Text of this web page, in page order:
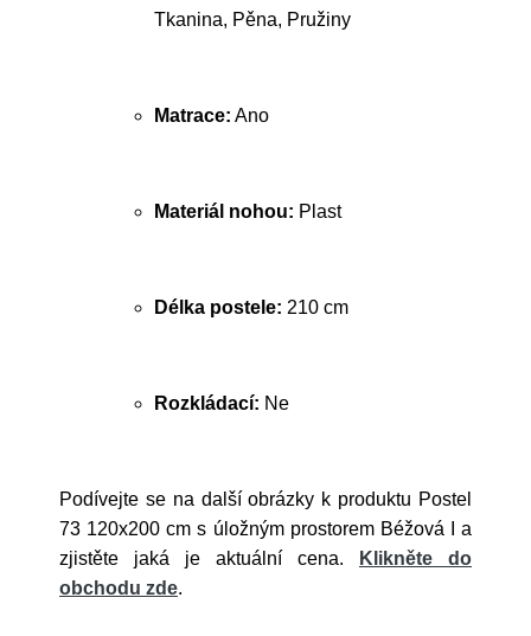
Tkanina, Pěna, Pružiny
Matrace: Ano
Materiál nohou: Plast
Délka postele: 210 cm
Rozkládací: Ne
Podívejte se na další obrázky k produktu Postel
73 120x200 cm s úložným prostorem Béžová I a
zjistěte jaká je aktuální cena.
Klikněte do
obchodu zde.